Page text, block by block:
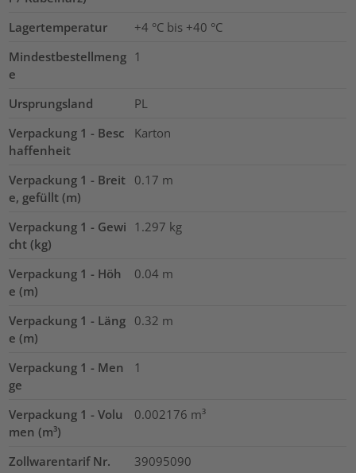
Lagertemperatur
+4 °C bis +40 °C
Mindestbestellmeng
e
1
Ursprungsland
PL
Verpackung 1 - Besc
haffenheit
Karton
Verpackung 1 - Breit
e, gefüllt (m)
0.17 m
Verpackung 1 - Gewi
cht (kg)
1.297 kg
Verpackung 1 - Höh
e (m)
0.04 m
Verpackung 1 - Läng
e (m)
0.32 m
Verpackung 1 - Men
ge
1
Verpackung 1 - Volu
men (m³)
0.002176 m³
Zollwarentarif Nr. 39095090